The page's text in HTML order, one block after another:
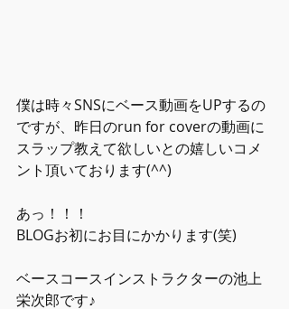
僕は時々SNSにベース動画をUPするの
ですが、昨日のrun for coverの動画に
スラップ教えて欲しいとの嬉しいコメ
ント頂いております(^^)
あっ！！！
BLOGお初にお目にかかります(笑)
ベースコースインストラクターの池上
栄次郎です♪